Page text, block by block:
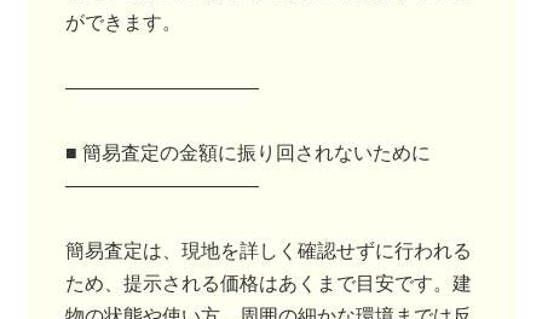
ができます。
――――――――――
■ 簡易査定の金額に振り回されないために
――――――――――
簡易査定は、現地を詳しく確認せずに行われる
ため、提示される価格はあくまで目安です。建